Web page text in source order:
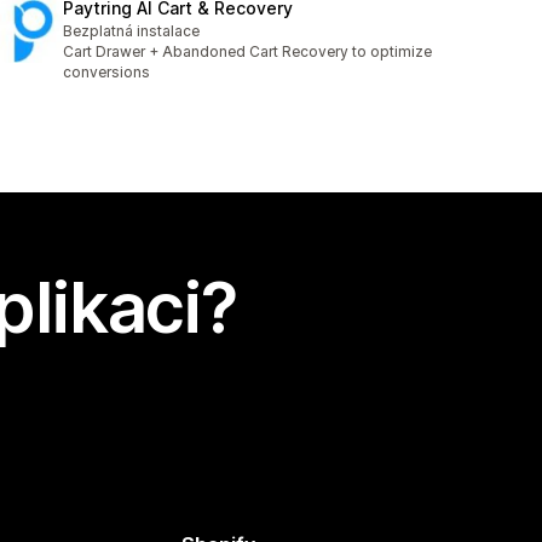
Paytring AI Cart & Recovery
Bezplatná instalace
Cart Drawer + Abandoned Cart Recovery to optimize
conversions